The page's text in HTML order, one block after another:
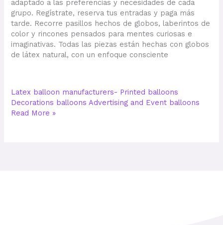
adaptado a las preferencias y necesidades de cada
grupo. Regístrate, reserva tus entradas y paga más
tarde. Recorre pasillos hechos de globos, laberintos de
color y rincones pensados para mentes curiosas e
imaginativas. Todas las piezas están hechas con globos
de látex natural, con un enfoque consciente
Latex balloon manufacturers- Printed balloons
Decorations balloons Advertising and Event balloons
Read More »